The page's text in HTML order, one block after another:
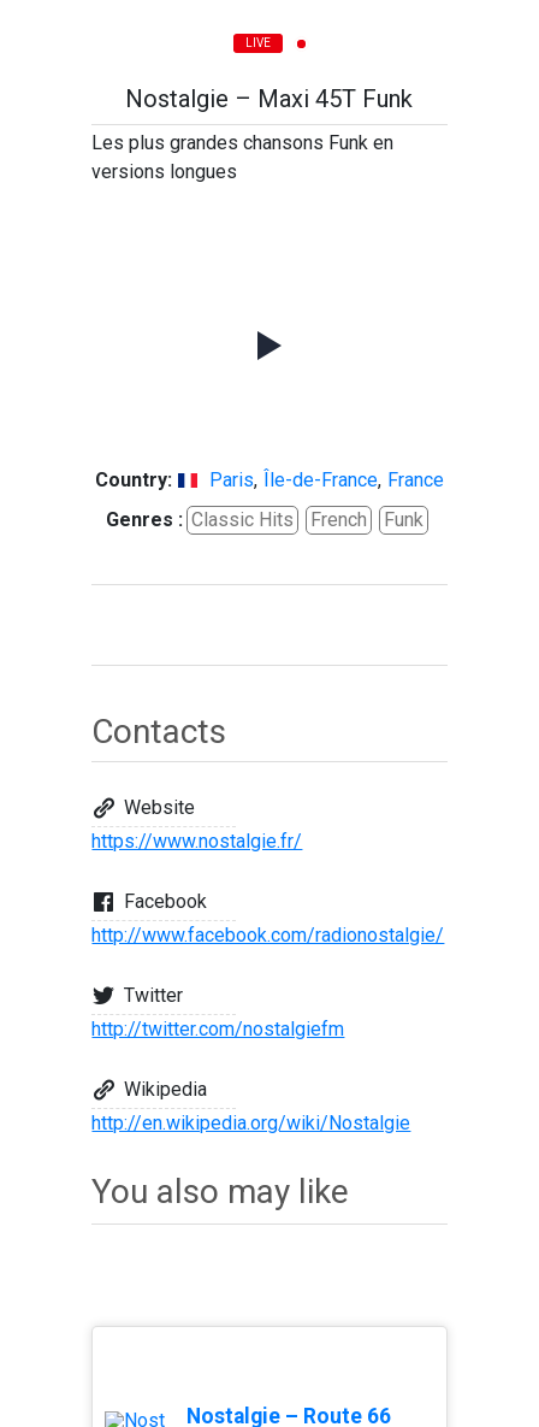
LIVE
Nostalgie – Maxi 45T Funk
Les plus grandes chansons Funk en
versions longues
Country: Paris, Île-de-France, France
Genres : Classic Hits French Funk
Contacts
Website
https://www.nostalgie.fr/
Facebook
http://www.facebook.com/radionostalgie/
Twitter
http://twitter.com/nostalgiefm
Wikipedia
http://en.wikipedia.org/wiki/Nostalgie
You also may like
Nostalgie – Route 66